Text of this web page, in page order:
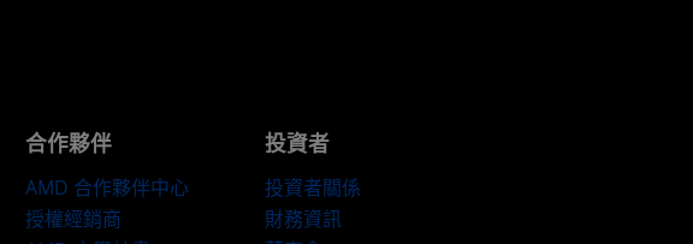
合作夥伴
AMD 合作夥伴中心
授權經銷商
投資者
投資者關係
財務資訊